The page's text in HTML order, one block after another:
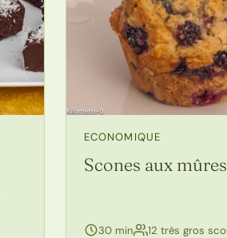
ECONOMIQUE
Scones aux mûres
30 min 12 très gros